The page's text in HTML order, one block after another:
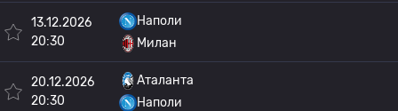
13.12.2026
20:30
Наполи
Милан
20.12.2026
20:30
Аталанта
Наполи